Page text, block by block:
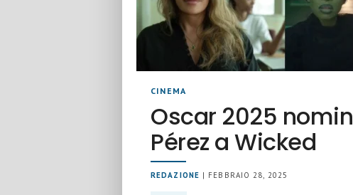
CINEMA
Oscar 2025
Pérez a Wicked
REDAZIONE | FEBBRAIO 28, 2025